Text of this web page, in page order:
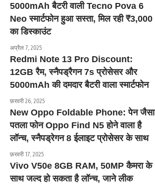
5000mAh बैटरी वाली Tecno Pova 6
Neo स्मार्टफोन हुआ सस्ता, मिल रही ₹3,000
का डिस्काउंट
अप्रैल 7, 2025
Redmi Note 13 Pro Discount:
12GB रैम, स्नैपड्रैगन 7s प्रोसेसर और
5000mAh की दमदार बैटरी वाला स्मार्टफोन
फ़रवरी 26, 2025
New Oppo Foldable Phone: पेन जैसा
पतला फोन Oppo Find N5 होने वाला है
लॉन्च, स्नैपड्रेगन 8 ईलाइट प्रोसेसर के साथ
फ़रवरी 17, 2025
Vivo V50e 8GB RAM, 50MP कैमरा के
साथ जल्द हो सकता है लॉन्च, जाने लीक